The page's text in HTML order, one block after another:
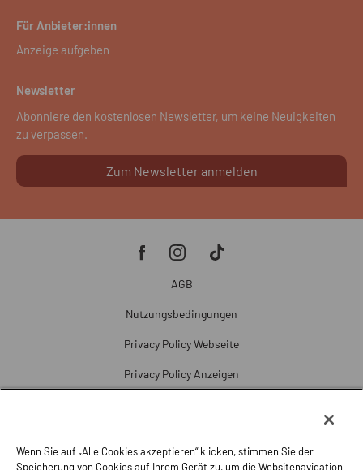
Für Anbieter:innen
Anzeige aufgeben
Newsletter
Abonniere den kostenlosen Newsletter, um keine Neuigkeiten
zu verpassen.
Zum Newsletter anmelden
AGB
Nutzungsbedingungen
Privacy Policy Webseite
Privacy Policy Anzeigen
Beschwerde
Wenn Sie auf „Alle Cookies akzeptieren“ klicken, stimmen Sie der
Speicherung von Cookies auf Ihrem Gerät zu, um die Websitenavigation